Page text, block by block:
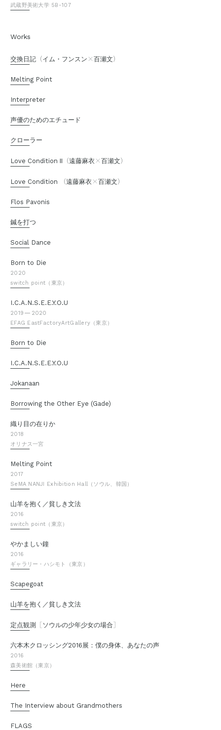
武蔵野美術大学 5B-107
Works
交換日記 （イム・フンスン ×百瀬文）
Melting Point
Interpreter
声優のためのエチュード
クローラー
Love Condition Ⅱ （遠藤麻衣 ×百瀬文）
Love Condition （遠藤麻衣 ×百瀬文）
Flos Pavonis
鍼を打つ
Social Dance
Born to Die
2020
switch point（東京）
I.C.A.N.S.E.E.Y.O.U
2019
2020
EFAG EastFactoryArtGallery（東京）
Born to Die
I.C.A.N.S.E.E.Y.O.U
Jokanaan
Borrowing the Other Eye (Gade)
織り目の在りか
2018
オリナス一宮
Melting Point
2017
SeMA NANJI Exhibition Hall（ソウル、韓国）
山羊を抱く／貧しき文法
2016
switch point（東京）
やかましい鐘
2016
ギャラリー・ハシモト（東京）
Scapegoat
山羊を抱く／貧しき文法
定点観測 ［ ソウルの少年少女の場合］
六本木クロッシング2016展：僕の身体、あなたの声
2016
森美術館（東京）
Here
The Interview about Grandmothers
FLAGS